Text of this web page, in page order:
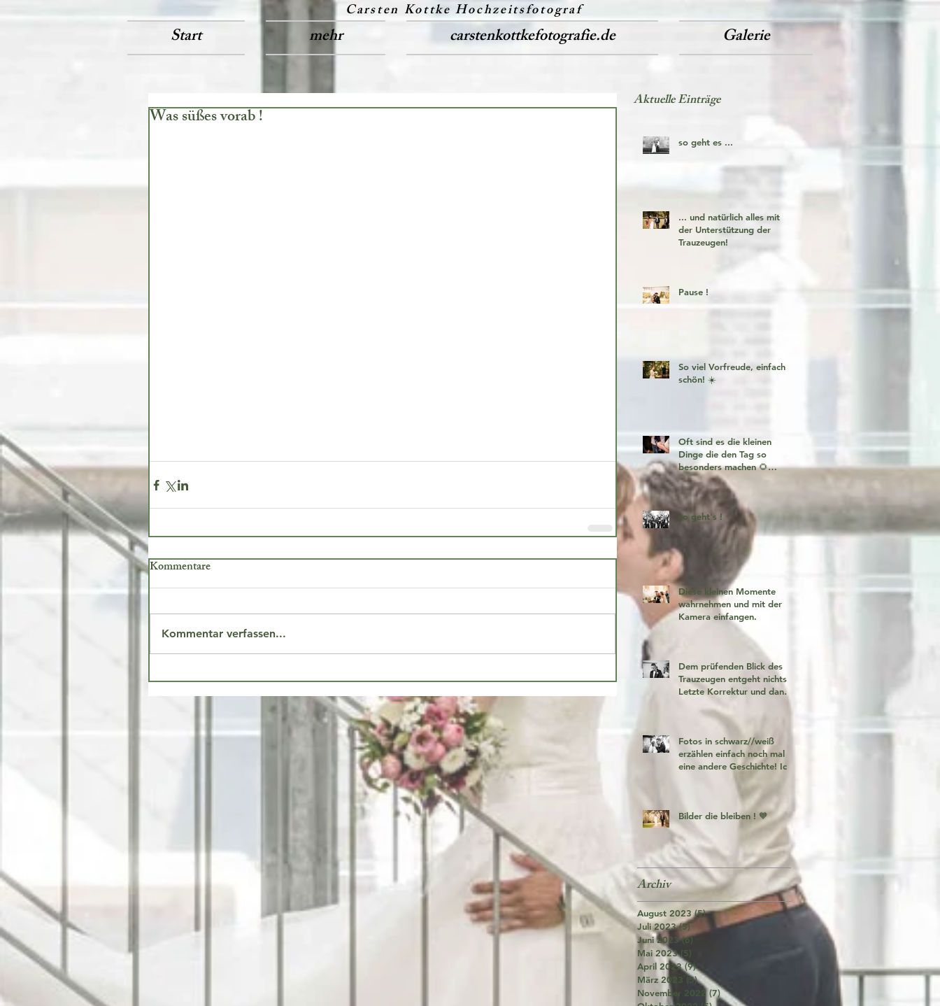
Carsten Kottke Hochzeitsfotograf
Start mehr carstenkottkefotografie.de Galerie
Was süßes vorab !
Kommentare
Kommentar verfassen...
Aktuelle Einträge
so geht es ...
... und natürlich alles mit
der Unterstützung der
Trauzeugen!
Pause !
So viel Vorfreude, einfach
schön! ☀️
Oft sind es die kleinen
Dinge die den Tag so
besonders machen 🌻
Fotogeschichten zum
verlieben 🧡
so geht's !
Diese kleinen Momente
wahrnehmen und mit der
Kamera einfangen.
Dem prüfenden Blick des
Trauzeugen entgeht nichts!
Letzte Korrektur und dann
geht es los!
Fotos in schwarz//weiß
erzählen einfach noch mal
eine andere Geschichte! Ich
Bilder die bleiben ! 🧡
Archiv
August 2023 (5)5 Beiträge
Juli 2023 (5)5 Beiträge
Juni 2023 (6)6 Beiträge
Mai 2023 (5)
April 2023 (9)9 Beiträge
März 2023 (5)5 Beiträge
November 2022 (7)7 Beiträge